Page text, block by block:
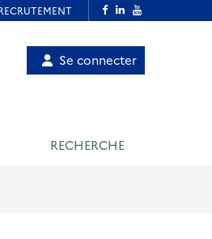
Menu
utilisateur
Se connecter
RECHERCHE